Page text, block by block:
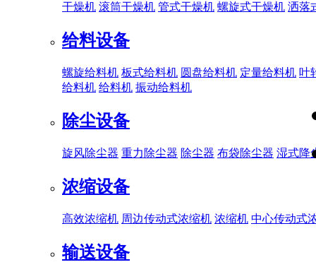
干燥机 滚筒干燥机 管式干燥机 螺旋式干燥机 洒落
给料设备
螺旋给料机 板式给料机 圆盘给料机 定量给料机 叶
给料机 给料机 振动给料机
除尘设备
旋风除尘器 重力除尘器 除尘器 布袋除尘器 湿式降
浓缩设备
高效浓缩机 周边传动式浓缩机 浓缩机 中心传动式
输送设备